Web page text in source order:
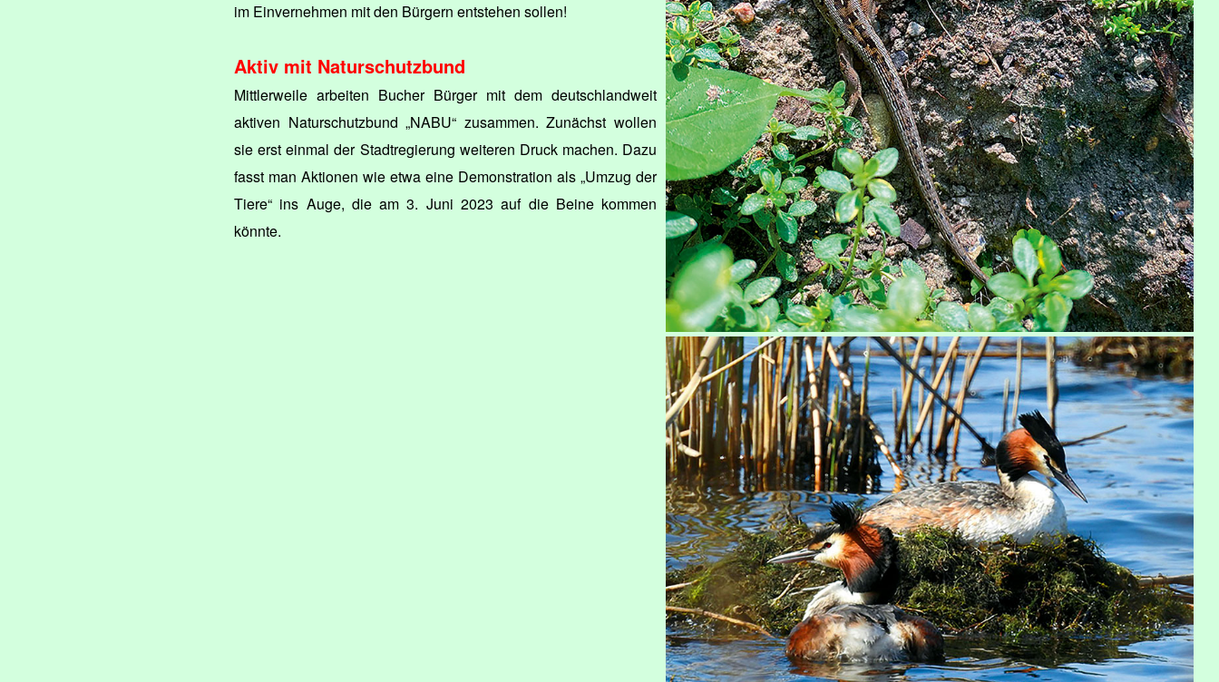
im Einvernehmen mit den Bürgern entstehen sollen!
Aktiv mit Naturschutzbund
Mittlerweile arbeiten Bucher Bürger mit dem deutschlandweit
aktiven Naturschutzbund „NABU“ zusammen. Zunächst wollen
sie erst einmal der Stadtregierung weiteren Druck machen. Dazu
fasst man Aktionen wie etwa eine Demonstration als „Umzug der
Tiere“ ins Auge, die am 3. Juni 2023 auf die Beine kommen
könnte.